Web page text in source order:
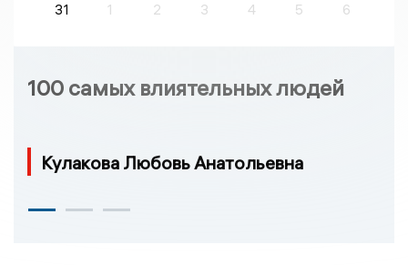
31
1 2 3 4 5 6
100 самых влиятельных людей
Кулакова Любовь Анатольевна